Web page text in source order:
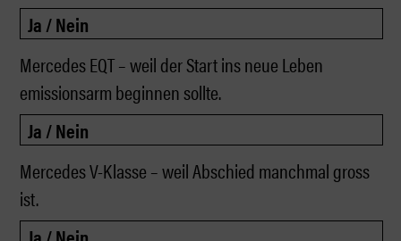
Mercedes EQT – weil der Start ins neue Leben
emissionsarm beginnen sollte.
Mercedes V-Klasse – weil Abschied manchmal gross
ist.